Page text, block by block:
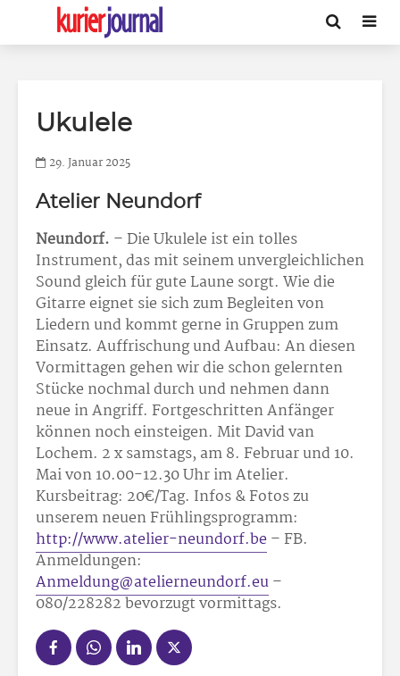
Ukulele
29. Januar 2025
Atelier Neundorf
Neundorf. – Die Ukulele ist ein tolles
Instrument, das mit seinem unvergleichlichen
Sound gleich für gute Laune sorgt. Wie die
Gitarre eignet sie sich zum Begleiten von
Liedern und kommt gerne in Gruppen zum
Einsatz. Auffrischung und Aufbau: An diesen
Vormittagen gehen wir die schon gelernten
Stücke nochmal durch und nehmen dann
neue in Angriff. Fortgeschritten Anfänger
können noch einsteigen. Mit David van
Lochem. 2 x samstags, am 8. Februar und 10.
Mai von 10.00-12.30 Uhr im Atelier.
Kursbeitrag: 20€/Tag. Infos & Fotos zu
unserem neuen Frühlingsprogramm:
http://www.atelier-neundorf.be– FB.
Anmeldungen:
Anmeldung@atelierneundorf.eu–
080/228282 bevorzugt vormittags.